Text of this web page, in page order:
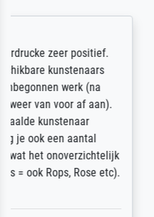
Die Zufriedenheit
getrübt, dass das
angegebenen
Überraschung für
Ehefrau sein zum
auch Geburtstag
zugestellt wurde.